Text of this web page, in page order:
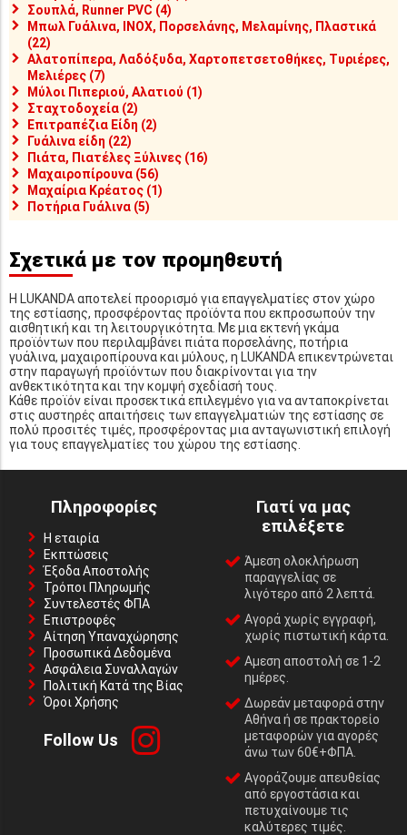
Σουπλά, Runner PVC (4)
Μπωλ Γυάλινα, INOX, Πορσελάνης, Μελαμίνης, Πλαστικά
(22)
Αλατοπίπερα, Λαδόξυδα, Χαρτοπετσετοθήκες, Τυριέρες,
Μελιέρες (7)
Μύλοι Πιπεριού, Αλατιού (1)
Σταχτοδοχεία (2)
Επιτραπέζια Είδη (2)
Γυάλινα είδη (22)
Πιάτα, Πιατέλες Ξύλινες (16)
Μαχαιροπίρουνα (56)
Μαχαίρια Κρέατος (1)
Ποτήρια Γυάλινα (5)
Σχετικά με τον προμηθευτή
Η LUKANDA αποτελεί προορισμό για επαγγελματίες στον χώρο
της εστίασης, προσφέροντας προϊόντα που εκπροσωπούν την
αισθητική και τη λειτουργικότητα. Με μια εκτενή γκάμα
προϊόντων που περιλαμβάνει πιάτα πορσελάνης, ποτήρια
γυάλινα, μαχαιροπίρουνα και μύλους, η LUKANDA επικεντρώνεται
στην παραγωγή προϊόντων που διακρίνονται για την
ανθεκτικότητα και την κομψή σχεδίασή τους.
Κάθε προϊόν είναι προσεκτικά επιλεγμένο για να ανταποκρίνεται
στις αυστηρές απαιτήσεις των επαγγελματιών της εστίασης σε
πολύ προσιτές τιμές, προσφέροντας μια ανταγωνιστική επιλογή
για τους επαγγελματίες του χώρου της εστίασης.
Πληροφορίες
Η εταιρία
Εκπτώσεις
Έξοδα Αποστολής
Τρόποι Πληρωμής
Συντελεστές ΦΠΑ
Επιστροφές
Αίτηση Υπαναχώρησης
Προσωπικά Δεδομένα
Ασφάλεια Συναλλαγών
Πολιτική Κατά της Βίας
Όροι Χρήσης
Follow Us
Γιατί να μας
επιλέξετε
Άμεση ολοκλήρωση
παραγγελίας σε
λιγότερο από 2 λεπτά.
Αγορά χωρίς εγγραφή,
χωρίς πιστωτική κάρτα.
Αμεση αποστολή σε 1-2
ημέρες.
Δωρεάν μεταφορά στην
Αθήνα ή σε πρακτορείο
μεταφορών για αγορές
άνω των 60€+ΦΠΑ.
Αγοράζουμε απευθείας
από εργοστάσια και
πετυχαίνουμε τις
καλύτερες τιμές.